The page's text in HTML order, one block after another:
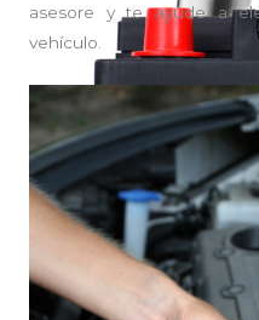
asesore y te ayude a
vehículo.